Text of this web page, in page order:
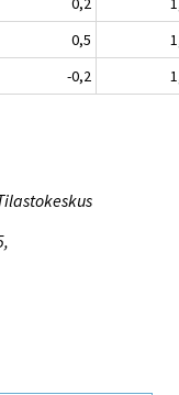
0,5
-0,2